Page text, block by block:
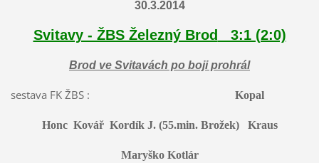
30.3.2014
Svitavy - ŽBS Železný Brod 3:1 (2:0)
Brod ve Svitavách po boji prohrál
sestava FK ŽBS : Kopal
Honc Kovář Kordík J. (55.min. Brožek) Kraus
Maryško Kotlár